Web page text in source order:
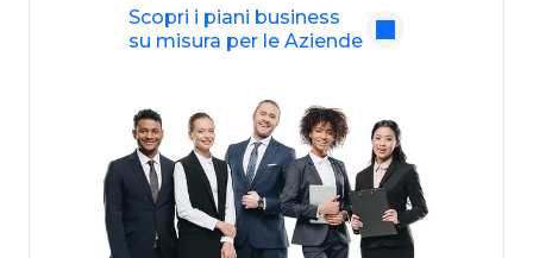
Scopri i piani business
su misura per le Aziende